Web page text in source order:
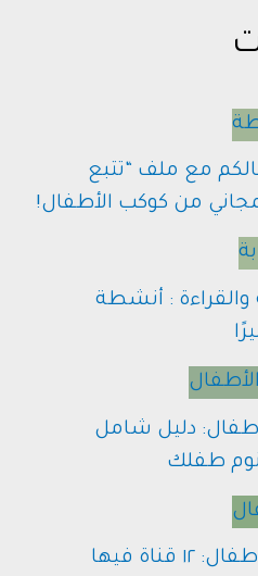
مع ملف “تتبع
من كوكب الأطفال!
والقراءة : أنشطة
دليل شامل
طفلك
دليل قنوات يوتيوب للأطفال: ١٢ قناة فيها